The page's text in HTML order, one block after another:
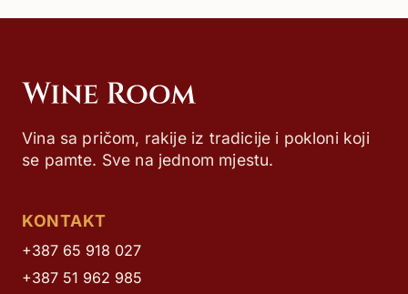
Vina sa pričom, rakije iz tradicije i pokloni koji
se pamte. Sve na jednom mjestu.
KONTAKT
+387 65 918 027
+387 51 962 985